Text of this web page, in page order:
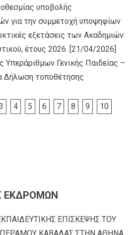
υποβολής
για την συμμετοχή υποψηφίων
εξετάσεις των Ακαδημιών
έτους 2026. [21/04/2026]
Υπεράριθμων Γενικής Παιδείας –
Δήλωση τοποθέτησης
4 5 6 7 8 9
10
ΕΚΔΡΟΜΩΝ
ΕΠΙΣΚΕΨΗΣ ΤΟΥ